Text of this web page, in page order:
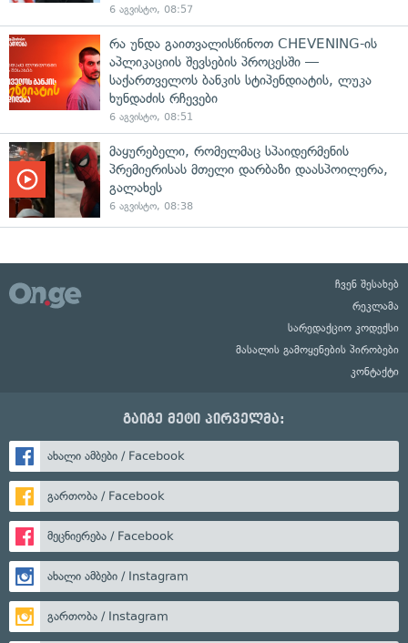
6 აგვისტო, 08:57
რა უნდა გაითვალისწინოთ CHEVENING-ის
აპლიკაციის შევსების პროცესში —
საქართველოს ბანკის სტიპენდიატის, ლუკა
ხუნდაძის რჩევები
6 აგვისტო, 08:51
მაყურებელი, რომელმაც სპაიდერმენის
პრემიერისას მთელი დარბაზი დაასპოილერა,
გალახეს
6 აგვისტო, 08:38
ჩვენ შესახებ
რეკლამა
სარედაქციო კოდექსი
მასალის გამოყენების პირობები
კონტაქტი
გაიგე მეტი პირველმა:
ახალი ამბები / Facebook
გართობა / Facebook
მეცნიერება / Facebook
ახალი ამბები / Instagram
გართობა / Instagram